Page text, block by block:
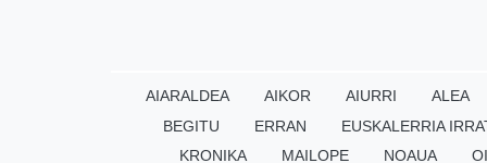
AIARALDEA AIKOR AIURRI ALEA
BEGITU
ERRAN EUSKALERRIA
KRONIKA
MAILOPE NOAUA